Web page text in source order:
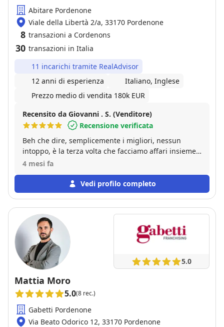
Abitare Pordenone
Viale della Libertà 2/a, 33170 Pordenone
8 transazioni a Cordenons
30 transazioni in Italia
11 incarichi tramite RealAdvisor
12 anni di esperienza
Italiano, Inglese
Prezzo medio di vendita 180k EUR
Recensito da Giovanni . S. (Venditore)
Recensione verificata
Beh che dire, semplicemente i migliori, nessun
intoppo, è la terza volta che facciamo affari insieme,
sia come venditore che come acquirente, eh niente,
4 mesi fa
Vedi profilo completo
5.0
Mattia Moro
5.0(8 rec.)
Gabetti Pordenone
Via Beato Odorico 12, 33170 Pordenone